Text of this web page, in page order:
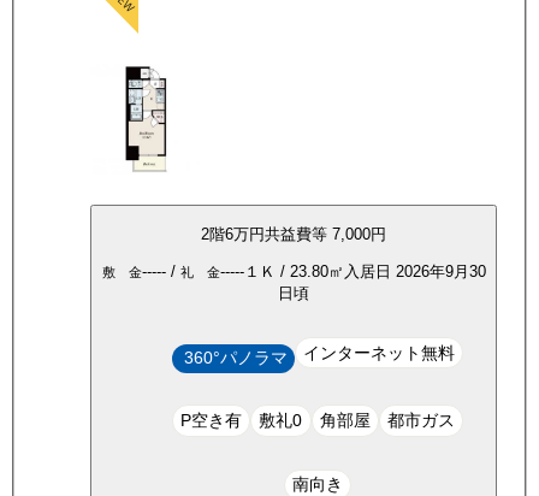
2階6万円共益費等 7,000円
敷 金-----/ 礼 金-----１Ｋ / 23.80㎡ 入居日 2026年9月30
日頃
360°パノラマ インターネット無料
P空き有 敷礼0 角部屋 都市ガス
南向き